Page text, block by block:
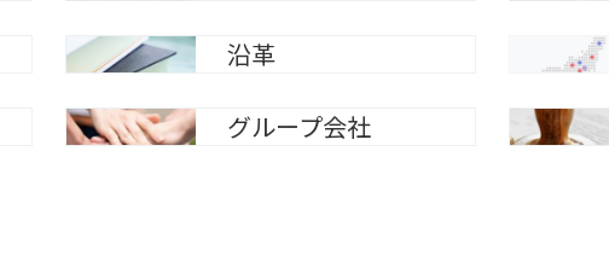
沿革
グループ会社